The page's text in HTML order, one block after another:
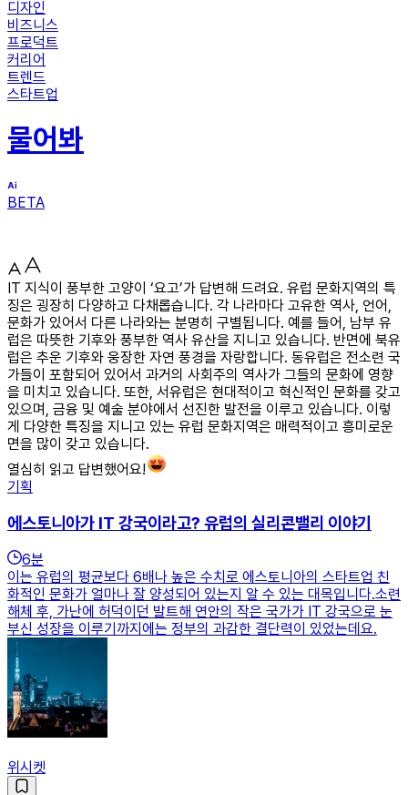
디자인
비즈니스
프로덕트
커리어
트렌드
스타트업
물어봐
BETA
IT 지식이 풍부한 고양이 ‘요고’가 답변해 드려요. 유럽 문화지역의 특
징은 굉장히 다양하고 다채롭습니다. 각 나라마다 고유한 역사, 언어,
문화가 있어서 다른 나라와는 분명히 구별됩니다. 예를 들어, 남부 유
럽은 따뜻한 기후와 풍부한 역사 유산을 지니고 있습니다. 반면에 북유
럽은 추운 기후와 웅장한 자연 풍경을 자랑합니다. 동유럽은 전소련 국
가들이 포함되어 있어서 과거의 사회주의 역사가 그들의 문화에 영향
을 미치고 있습니다. 또한, 서유럽은 현대적이고 혁신적인 문화를 갖고
있으며, 금융 및 예술 분야에서 선진한 발전을 이루고 있습니다. 이렇
게 다양한 특징을 지니고 있는 유럽 문화지역은 매력적이고 흥미로운
면을 많이 갖고 있습니다.
열심히 읽고 답변했어요!
기획
에스토니아가 IT 강국이라고? 유럽의 실리콘밸리 이야기
6분
이는 유럽의 평균보다 6배나 높은 수치로 에스토니아의 스타트업 친
화적인 문화가 얼마나 잘 양성되어 있는지 알 수 있는 대목입니다.​소련
해체 후, 가난에 허덕이던 발트해 연안의 작은 국가가 IT 강국으로 눈
부신 성장을 이루기까지에는 정부의 과감한 결단력이 있었는데요.
위시켓